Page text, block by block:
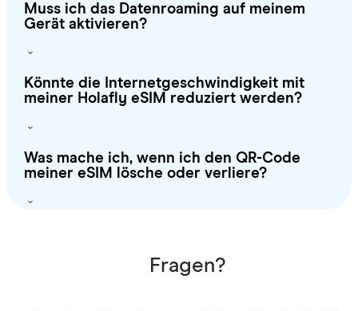
Muss ich das Datenroaming auf meinem
Gerät aktivieren?
Könnte die Internetgeschwindigkeit mit
meiner Holafly eSIM reduziert werden?
Was mache ich, wenn ich den QR-Code
meiner eSIM lösche oder verliere?
Fragen?